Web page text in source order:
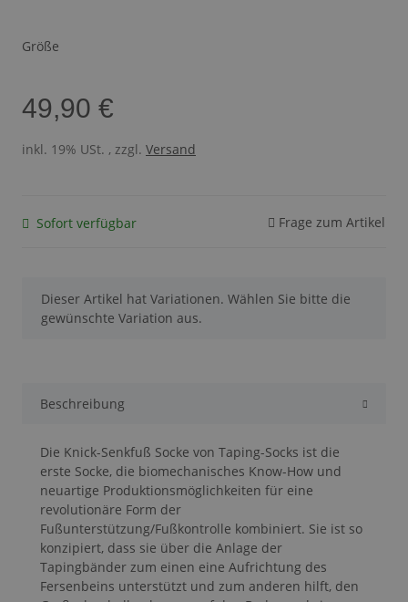
Größe
49,90 €
inkl. 19% USt. , zzgl. Versand
Sofort verfügbar Frage zum Artikel
x
Dieser Artikel hat Variationen. Wählen Sie bitte die
gewünschte Variation aus.
Beschreibung
Die Knick-Senkfuß Socke von Taping-Socks ist die
erste Socke, die biomechanisches Know-How und
neuartige Produktionsmöglichkeiten für eine
revolutionäre Form der
Fußunterstützung/Fußkontrolle kombiniert. Sie ist so
konzipiert, dass sie über die Anlage der
Tapingbänder zum einen eine Aufrichtung des
Fersenbeins unterstützt und zum anderen hilft, den